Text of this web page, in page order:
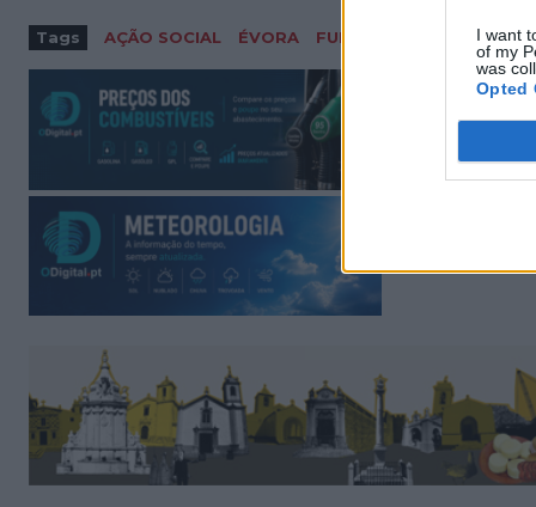
I want
of my
was
Opted
Tags AÇÃO SOCIAL ÉVORA FUNDACAO EUGENIO DE